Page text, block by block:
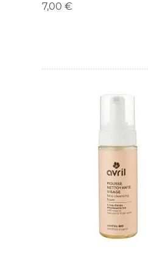
7,00 €